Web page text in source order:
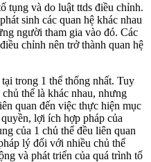
tụng và do luật ttds điều chỉnh.
sinh các quan hệ khác nhau
người tham gia vào đó. Các
chỉnh nên trở thành quan hệ
trong 1 thể thống nhất. Tuy
thể là khác nhau, nhưng
quan đến việc thực hiện mục
lợi ích hợp pháp của
của 1 chủ thể đều liên quan
lý đối với nhiều chủ thể
và phát triển của quá trình tố